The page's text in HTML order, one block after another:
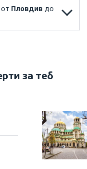
Пловдив до
за теб